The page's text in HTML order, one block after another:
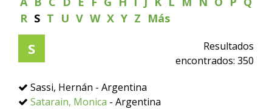
R S T U V W X Y Z Más
S
Resultados
encontrados: 350
Sassi, Hernán - Argentina
Satarain, Monica - Argentina